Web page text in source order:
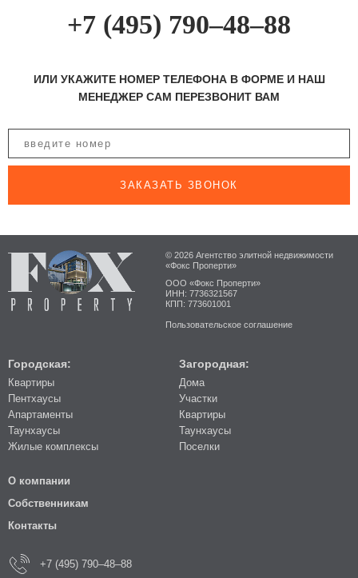
+7 (495) 790–48–88
ИЛИ УКАЖИТЕ НОМЕР ТЕЛЕФОНА В ФОРМЕ И НАШ
МЕНЕДЖЕР САМ ПЕРЕЗВОНИТ ВАМ
ЗАКАЗАТЬ ЗВОНОК
© 2026 Агентство элитной недвижимости
«Фокс Проперти»
ООО «Фокс Проперти»
ИНН: 7736321567
КПП: 773601001
Пользовательское соглашение
Городская:
Квартиры
Пентхаусы
Апартаменты
Таунхаусы
Жилые комплексы
Загородная:
Дома
Участки
Квартиры
Таунхаусы
Поселки
О компании
Собственникам
Контакты
+7 (495) 790–48–88